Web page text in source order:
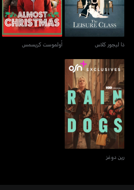
ذا ليجور كلاس أولموست كريسمس
رين دوغز
رين دوغز